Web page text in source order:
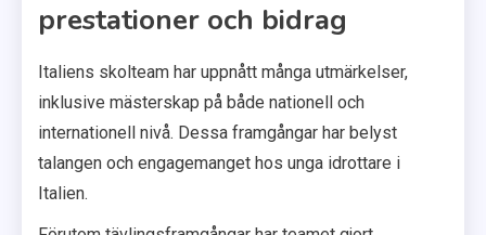
prestationer och bidrag
Italiens skolteam har uppnått många utmärkelser,
inklusive mästerskap på både nationell och
internationell nivå. Dessa framgångar har belyst
talangen och engagemanget hos unga idrottare i
Italien.